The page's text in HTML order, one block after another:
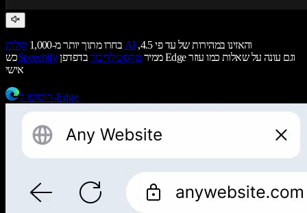
בחרו מתוך יותר מ-1,000 קולות AIוהאזינו במהירות של עד פי 4.5,
כשSpeechify ממיר טקסט לדיבורבדפדפן Edge וגם עונה על שאלות כמו עוזר
אישי
הוסיפו ל-Edge